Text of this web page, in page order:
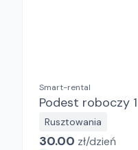
Smart-rental
Rusztowania
30.00 zł/dzień